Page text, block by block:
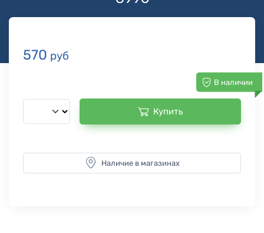
570 руб
В наличии
Купить
Наличие в магазинах